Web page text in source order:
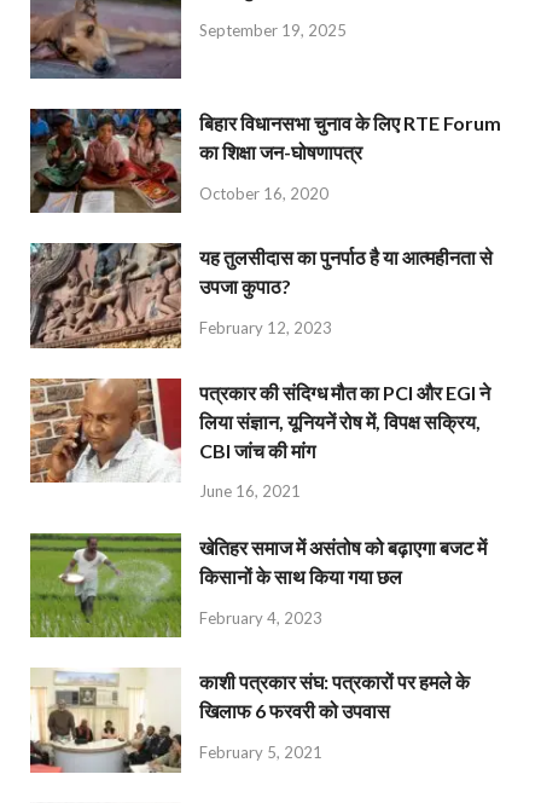
September 19, 2025
बिहार विधानसभा चुनाव के लिए RTE Forum
का शिक्षा जन-घोषणापत्र
October 16, 2020
यह तुलसीदास का पुनर्पाठ है या आत्महीनता से
उपजा कुपाठ?
February 12, 2023
पत्रकार की संदिग्ध मौत का PCI और EGI ने
लिया संज्ञान, यूनियनें रोष में, विपक्ष सक्रिय,
CBI जांच की मांग
June 16, 2021
खेतिहर समाज में असंतोष को बढ़ाएगा बजट में
किसानों के साथ किया गया छल
February 4, 2023
काशी पत्रकार संघ: पत्रकारों पर हमले के
खिलाफ 6 फरवरी को उपवास
February 5, 2021